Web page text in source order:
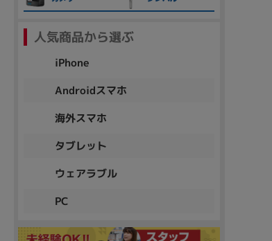
人気商品から選ぶ
iPhone
Androidスマホ
海外スマホ
タブレット
ウェアラブル
PC
各項目のチェックボックスは「or検索」となります。